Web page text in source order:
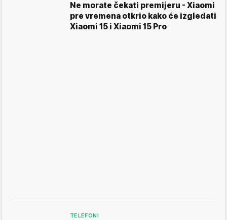
Ne morate čekati premijeru - Xiaomi
pre vremena otkrio kako će izgledati
Xiaomi 15 i Xiaomi 15 Pro
TELEFONI